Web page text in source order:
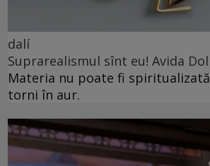
dalí
Suprarealismul sînt eu! Avida
Materia nu poate fi
torni în aur.